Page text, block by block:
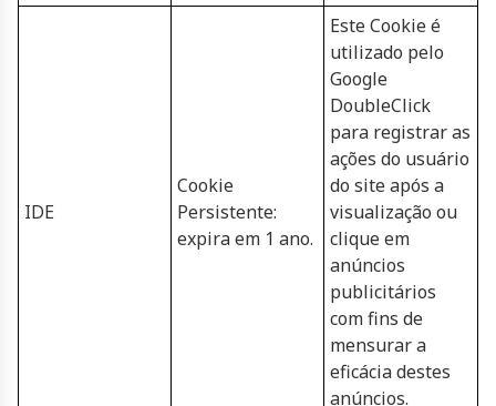
IDE
Cookie
Persistente:
expira em 1 ano.
Este Cookie é
utilizado pelo
Google
DoubleClick
para registrar as
ações do usuário
do site após a
visualização ou
clique em
anúncios
publicitários
com fins de
mensurar a
eficácia destes
anúncios.